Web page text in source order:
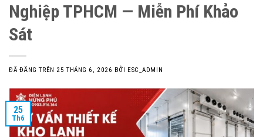
Nghiệp TPHCM — Miễn Phí Khảo
Sát
ĐÃ ĐĂNG TRÊN 25 THÁNG 6, 2026 BỞI ESC_ADMIN
25
Th6